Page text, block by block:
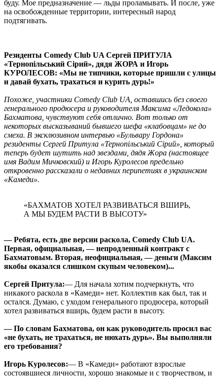
буду. Мое предназначение — льды проламывать. И после, уже
на освобожденные территории, интересный народ
подтягивать.
Резиденты Comedy Club UA Сергей ПРИТУЛА
«Тернопiльський Сiрий», дядя ЖОРА и Игорь
КУРОЛЕСОВ: «Мы не типчики, которые пришли с улицы
и давай бухать, трахаться и курить дурь!»
Похоже, участники Comedy Club UA, оставшись без своего
генерального продюсера и руководителя Максима «Ледокола»
Бахматова, чувствуют себя отлично. Вот только от
некоторых высказываний бывшего шефа «клабовцам» не до
смеха. В эксклюзивном интервью «Бульвару Гордона»
резиденты Сергей Притула «Тернопiльський Сiрий», который
теперь будет шутить над звездами, дядя Жора (настоящее
имя Вадим Мичковский) и Игорь Куролесов предельно
откровенно рассказали о недавних перипетиях в украинском
«Камеди».
«БАХМАТОВ ХОТЕЛ РАЗВИВАТЬСЯ ВШИРЬ,
А МЫ БУДЕМ РАСТИ В ВЫСОТУ»
— Ребята, есть две версии раскола, Comedy Club UA.
Первая, официальная, — непродленный контракт с
Бахматовым. Вторая, неофициальная, — деньги (Максим
якобы оказался слишком скупым человеком)...
Сергей Притула:— Для начала хотим подчеркнуть, что
никакого раскола в «Камеди» нет. Коллектив как был, так и
остался. Думаю, с уходом генерального продюсера, который
хотел развиваться вширь, будем расти в высоту.
— По словам Бахматова, он как руководитель просил вас
«не бухать, не трахаться, не нюхать дурь». Вы выполняли
его требования?
Игорь Куролесов:— В «Камеди» работают взрослые
состоявшиеся личности, хорошо знакомые и с творчеством, и